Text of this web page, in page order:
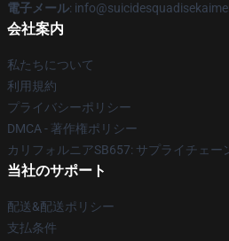
電子メール:
会社案内
私たちについて
利用規約
プライバシーポリシー
DMCA - 著作権ポリシー
カリフォルニアSB657: サプライチェー
当社のサポート
配送&配送ポリシー
支払条件